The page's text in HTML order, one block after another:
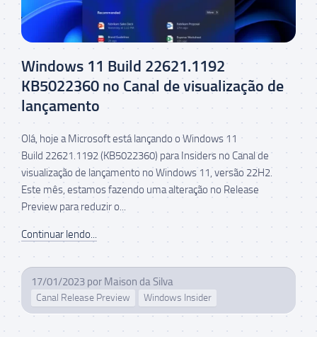
Windows 11 Build 22621.1192
KB5022360 no Canal de visualização de
lançamento
Olá, hoje a Microsoft está lançando o Windows 11
Build 22621.1192 (KB5022360) para Insiders no Canal de
visualização de lançamento no Windows 11, versão 22H2.
Este mês, estamos fazendo uma alteração no Release
Preview para reduzir o...
Continuar lendo...
17/01/2023 por Maison da Silva
Canal Release Preview Windows Insider